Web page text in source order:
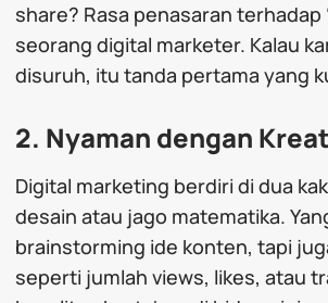
share? Rasa penasaran terhadap
seorang digital marketer. Kalau
disuruh, itu tanda pertama yang
2. Nyaman dengan
Digital marketing berdiri di dua
desain atau jago matematika.
brainstorming ide konten, tapi
seperti jumlah views, likes, atau